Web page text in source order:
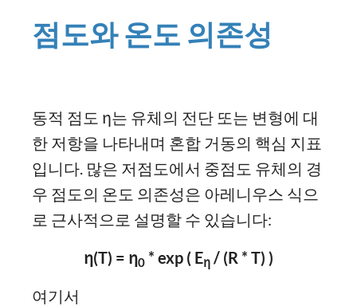
점도와 온도 의존성
동적 점도 η는 유체의 전단 또는 변형에 대
한 저항을 나타내며 혼합 거동의 핵심 지표
입니다. 많은 저점도에서 중점도 유체의 경
우 점도의 온도 의존성은 아레니우스 식으
로 근사적으로 설명할 수 있습니다:
η(T) = η0 * exp ( Eη / (R * T) )
여기서